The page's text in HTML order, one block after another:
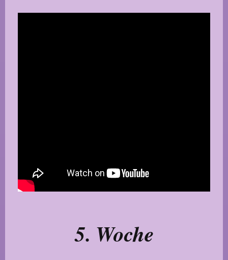
5. Woche